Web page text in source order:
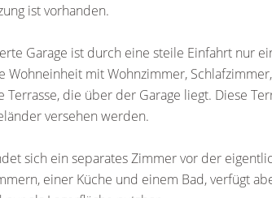
ist vorhanden.
Garage ist durch eine steile Einfahrt nur
Wohneinheit mit Wohnzimmer,
Terrasse, die über der Garage liegt. Diese
versehen werden.
sich ein separates Zimmer vor der
einer Küche und einem Bad, verfügt